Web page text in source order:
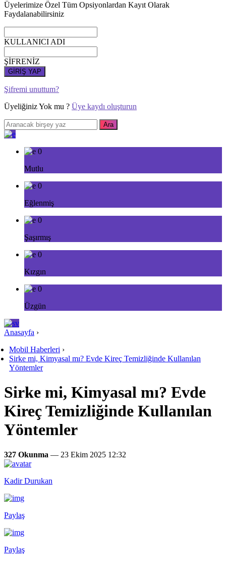
Üyelerimize Özel Tüm Opsiyonlardan Kayıt Olarak
Faydalanabilirsiniz
KULLANICI ADI
ŞİFRENİZ
GİRİŞ YAP
Şifremi unuttum?
Üyeliğiniz Yok mu ? Üye kaydı oluşturun
0
Mutlu
0
Eğlenmiş
0
Şaşırmış
0
Kızgın
0
Üzgün
Anasayfa ›
Mobil Haberleri ›
Sirke mi, Kimyasal mı? Evde Kireç Temizliğinde Kullanılan
Yöntemler
Sirke mi, Kimyasal mı? Evde
Kireç Temizliğinde Kullanılan
Yöntemler
327 Okunma — 23 Ekim 2025 12:32
Kadir Durukan
Paylaş
Paylaş